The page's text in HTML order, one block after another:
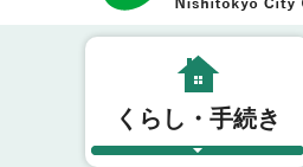
くらし・手続き